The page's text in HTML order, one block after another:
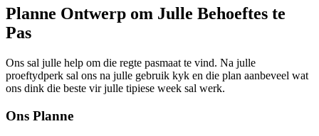
Planne Ontwerp om Julle Behoeftes te
Pas
Ons sal julle help om die regte pasmaat te vind. Na julle
proeftydperk sal ons na julle gebruik kyk en die plan aanbeveel wat
ons dink die beste vir julle tipiese week sal werk.
Ons Planne